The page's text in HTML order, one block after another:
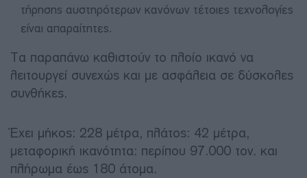
τήρησης αυστηρότερων κανόνων τέτοιες τεχνολογίες
είναι απαραίτητες.
Τα παραπάνω καθιστούν το πλοίο ικανό να
λειτουργεί συνεχώς και με ασφάλεια σε δύσκολες
συνθήκες.
Έχει μήκος: 228 μέτρα, πλάτος: 42 μέτρα,
μεταφορική ικανότητα: περίπου 97.000 τον. και
πλήρωμα έως 180 άτομα.